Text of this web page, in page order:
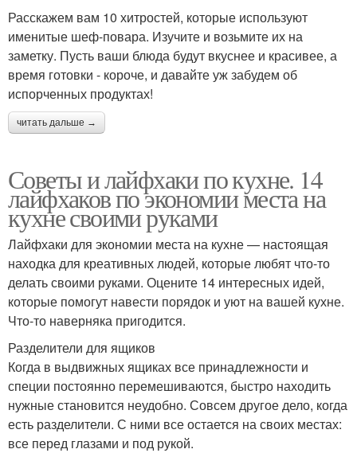
Расскажем вам 10 хитростей, которые используют
именитые шеф-повара. Изучите и возьмите их на
заметку. Пусть ваши блюда будут вкуснее и красивее, а
время готовки - короче, и давайте уж забудем об
испорченных продуктах!
читать дальше →
Советы и лайфхаки по кухне. 14
лайфхаков по экономии места на
кухне своими руками
Лайфхаки для экономии места на кухне — настоящая
находка для креативных людей, которые любят что-то
делать своими руками. Оцените 14 интересных идей,
которые помогут навести порядок и уют на вашей кухне.
Что-то наверняка пригодится.
Разделители для ящиков
Когда в выдвижных ящиках все принадлежности и
специи постоянно перемешиваются, быстро находить
нужные становится неудобно. Совсем другое дело, когда
есть разделители. С ними все остается на своих местах:
все перед глазами и под рукой.